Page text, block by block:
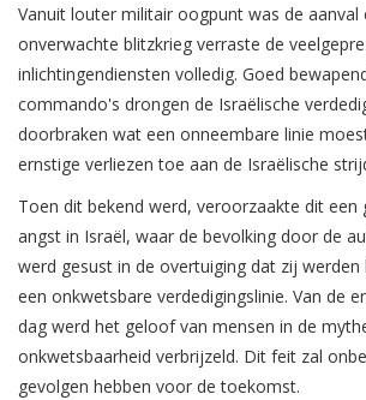
Vanuit louter militair oogpunt was de aanval
onverwachte blitzkrieg verraste de
inlichtingendiensten volledig. Goed
commando's drongen de Israëlische
doorbraken wat een onneembare linie
ernstige verliezen toe aan de Israëlische
Toen dit bekend werd, veroorzaakte dit een
angst in Israël, waar de bevolking door de
werd gesust in de overtuiging dat zij
een onkwetsbare verdedigingslinie. Van de
dag werd het geloof van mensen in de
onkwetsbaarheid verbrijzeld. Dit feit zal
gevolgen hebben voor de toekomst.